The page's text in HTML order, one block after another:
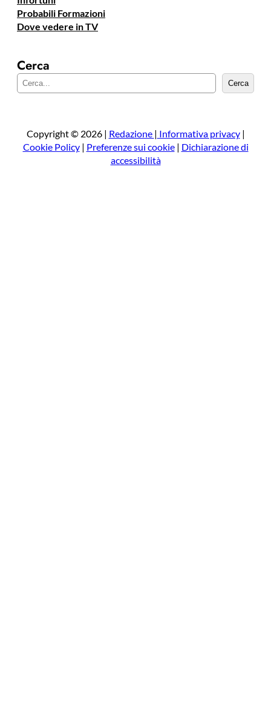
Probabili Formazioni
Dove vedere in TV
Cerca
e
a
Cerca
Copyright © 2026 | Redazione | Informativa privacy|
Cookie Policy| Preferenze sui cookie| Dichiarazione di
accessibilità